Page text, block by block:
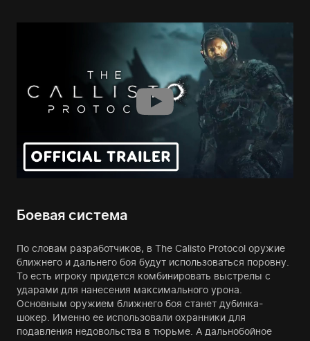
Боевая система
По словам разработчиков, в The Calisto Protocol оружие
ближнего и дальнего боя будут использоваться поровну.
То есть игроку придется комбинировать выстрелы с
ударами для нанесения максимального урона.
Основным оружием ближнего боя станет дубинка-
шокер. Именно ее использовали охранники для
подавления недовольства в тюрьме. А дальнобойное